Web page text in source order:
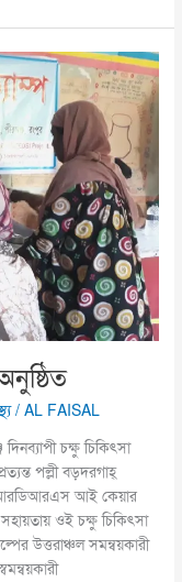
/AL FAISAL
চক্ষু চিকিৎসা
পল্লী বড়দরগাহ্
আরডিআরএস আই কেয়ার
ওই চক্ষু চিকিৎসা
উত্তরাঞ্চল সমন্বয়কারী